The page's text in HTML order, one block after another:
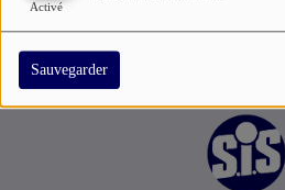
Activé
Sauvegarder